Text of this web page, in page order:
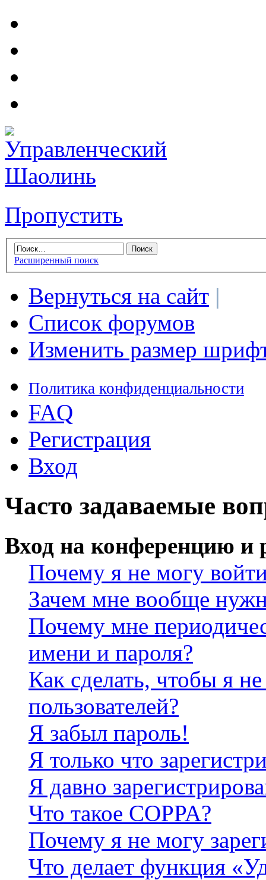
Пропустить
Расширенный поиск
Вернуться на сайт |
Список форумов
Изменить размер
Политика конфиденциальности
FAQ
Регистрация
Вход
Часто задаваемые
Вход на конференцию и
Почему я не могу
Зачем мне вообще
Почему мне
имени и пароля?
Как сделать, чтобы я
пользователей?
Я забыл пароль!
Я только что
Я давно
Что такое COPPA?
Почему я не могу
Что делает функция